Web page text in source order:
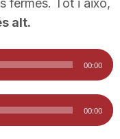
alt.
00:00
00:00